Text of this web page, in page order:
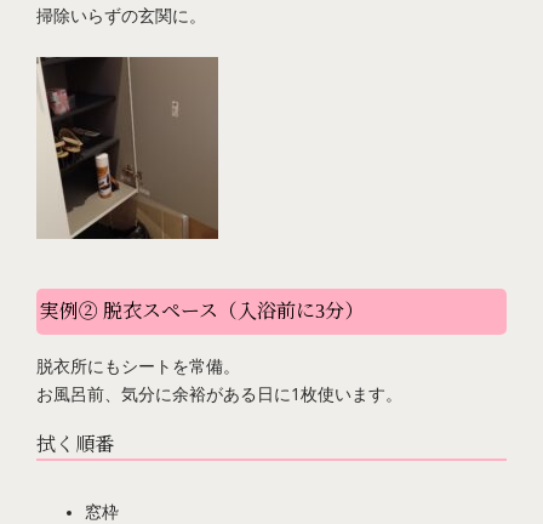
掃除いらずの玄関に。
実例② 脱衣スペース（入浴前に3分）
脱衣所にもシートを常備。
お風呂前、気分に余裕がある日に1枚使います。
拭く順番
窓枠